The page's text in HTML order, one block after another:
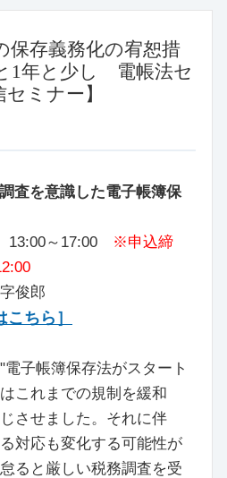
保存義務化の宥恕措
1年と少し 電帳法セ
ミナー】
査を意識した電子帳簿保
13:00～17:00
※申込締
俊郎
こちら］
子帳簿保存法がスタート
これまでの規制を緩和
させました。それに伴
対応も変化する可能性が
ると厳しい税務調査を受